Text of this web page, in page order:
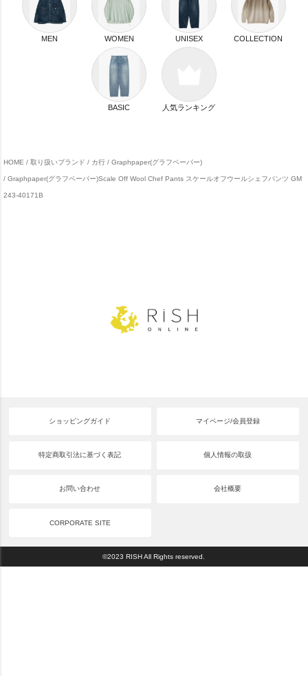
MEN WOMEN UNISEX COLLECTION
BASIC 人気ランキング
HOME 取り扱いブランド カ行 Graphpaper(グラフペーパー)
Graphpaper(グラフペーパー)Scale Off Wool Chef Pants スケールオフウールシェフパンツ GM
243-40171B
ショッピングガイド マイページ/会員登録
特定商取引法に基づく表記 個人情報の取扱
お問い合わせ 会社概要
CORPORATE SITE
©2023 RISH All Rights reserved.